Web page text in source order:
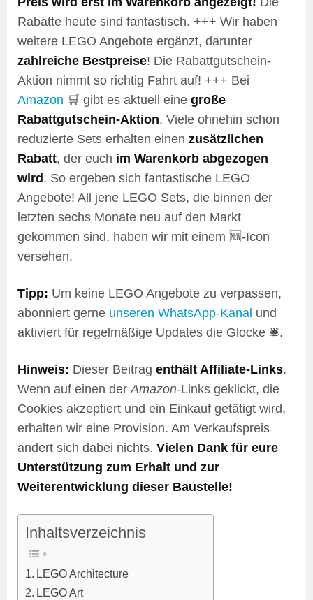
Rabatte heute sind fantastisch. +++ Wir haben
weitere LEGO Angebote ergänzt, darunter
zahlreiche Bestpreise! Die Rabattgutschein-
Aktion nimmt so richtig Fahrt auf! +++ Bei
Amazon 🛒 gibt es aktuell eine große
Rabattgutschein-Aktion. Viele ohnehin schon
reduzierte Sets erhalten einen zusätzlichen
Rabatt, der euch im Warenkorb abgezogen
wird . So ergeben sich fantastische LEGO
Angebote! All jene LEGO Sets, die binnen der
letzten sechs Monate neu auf den Markt
gekommen sind, haben wir mit einem 🆕-Icon
versehen.
Tipp: Um keine LEGO Angebote zu verpassen,
abonniert gerne unseren WhatsApp-Kanal und
aktiviert für regelmäßige Updates die Glocke 🛎️.
Hinweis: Dieser Beitrag enthält Affiliate-Links.
Wenn auf einen derAmazon-Links geklickt, die
Cookies akzeptiert und ein Einkauf getätigt wird,
erhalten wir eine Provision. Am Verkaufspreis
ändert sich dabei nichts. Vielen Dank für eure
Unterstützung zum Erhalt und zur
Weiterentwicklung dieser Baustelle!
Inhaltsverzeichnis
LEGO Architecture
LEGO Art